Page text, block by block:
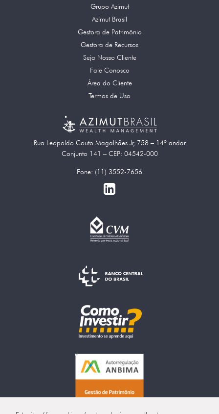
Grupo Azimut
Azimut Brasil
Gestora de Patrimônio
Gestora de Recursos
Seja Nosso Cliente
Fale Conosco
Área do Cliente
Termos de Uso
Rua Leopoldo Couto Magalhães Jr, 758 – 14º andar
Conjunto 141 – CEP: 04542-000
Fone: (11) 3552-7656